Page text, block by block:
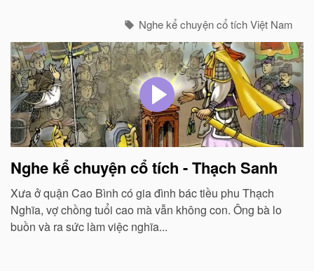
Nghe kể chuyện cổ tích Việt Nam
Nghe kể chuyện cổ tích - Thạch Sanh
Xưa ở quận Cao Bình có gia đình bác tiều phu Thạch
Nghĩa, vợ chồng tuổi cao mà vẫn không con. Ông bà lo
buồn và ra sức làm việc nghĩa...